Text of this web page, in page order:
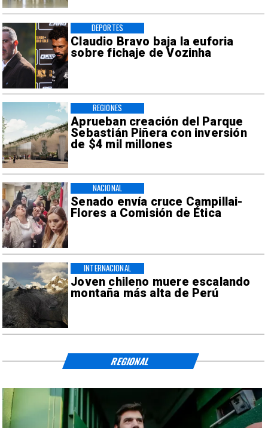
Claudio Bravo baja la euforia
sobre fichaje de Vozinha
DEPORTES
Aprueban creación del Parque
Sebastián Piñera con inversión
de $4 mil millones
REGIONES
Senado envía cruce Campillai-
Flores a Comisión de Ética
NACIONAL
Joven chileno muere escalando
montaña más alta de Perú
INTERNACIONAL
REGIONAL